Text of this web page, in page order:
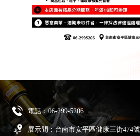
電話：06-299-5206
展示間：台南市安平區健康三街474號